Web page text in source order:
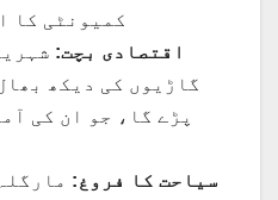
کمیونٹی کا
اقتصادی بچت:
گاڑیوں کی دیکھ
پڑے گا، جو ان کی
سیاحت کا فروغ: